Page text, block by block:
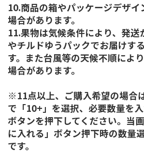
10.商品の箱やパッケージデザイ
場合があります。
11.果物は気候条件により、発送
やチルドゆうパックでお届けす
す。また台風等の天候不順によ
場合があります。
※11点以上、ご購入希望の場合
で「10+」を選択、必要数量を入
ボタンを押下してください。当
に入れる」ボタン押下時の数量
です。